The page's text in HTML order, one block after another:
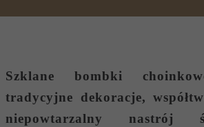
Szklane bombki
tradycyjne dekoracje,
niepowtarzalny nastrój